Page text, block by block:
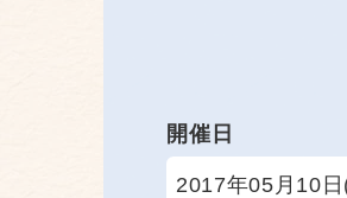
開催日
2017年05月10日